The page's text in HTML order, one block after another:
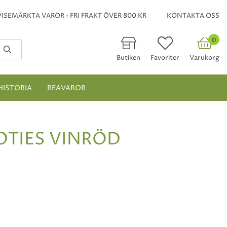
VAROR • FRI FRAKT ÖVER 800 KR KONTAKTA OSS
Butiken Favoriter
0
Varukorg
REAVAROR
VINRÖD